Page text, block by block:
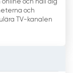
online och håll dig
och
TV-kanalen